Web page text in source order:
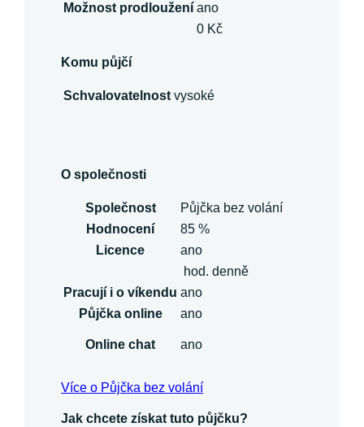
Možnost prodloužení ano
0 Kč
Komu půjčí
Schvalovatelnost vysoké
O společnosti
Společnost
Půjčka bez volání
Hodnocení
85 %
Licence
ano
hod. denně
Pracují i o víkendu ano
Půjčka online
ano
Online chat ano
Více o Půjčka bez volání
Jak chcete získat tuto půjčku?